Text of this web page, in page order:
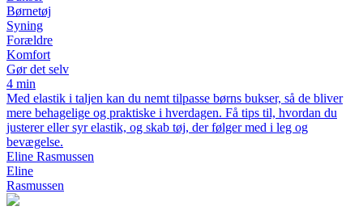
Børnetøj
Syning
Forældre
Komfort
Gør det selv
4 min
Med elastik i taljen kan du nemt tilpasse børns bukser, så de bliver
mere behagelige og praktiske i hverdagen. Få tips til, hvordan du
justerer eller syr elastik, og skab tøj, der følger med i leg og
bevægelse.
Eline Rasmussen
Eline
Rasmussen